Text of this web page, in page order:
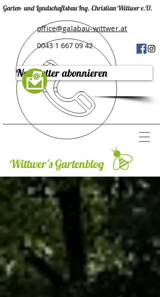
Garten- und Landschaftsbau Ing. Christian Wittwer e.U.
office@galabau-wittwer.at
0043 1 667 09 42
Newsletter abonnieren
Wittwer's Gartenblog